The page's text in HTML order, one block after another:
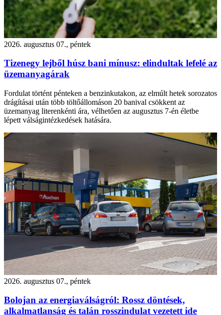
2026. augusztus 07., péntek
Tizenegy lejből húsz bani mínusz: elindultak lefelé az
üzemanyagárak
Fordulat történt pénteken a benzinkutakon, az elmúlt hetek sorozatos
drágításai után több töltőállomáson 20 banival csökkent az
üzemanyag literenkénti ára, vélhetően az augusztus 7-én életbe
lépett válságintézkedések hatására.
2026. augusztus 07., péntek
Bolojan az energiaválságról: Rossz döntések,
alkalmatlanság és talán rosszindulat vezetett ide